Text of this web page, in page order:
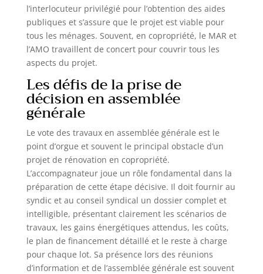
l’interlocuteur privilégié pour l’obtention des aides
publiques et s’assure que le projet est viable pour
tous les ménages. Souvent, en copropriété, le MAR et
l’AMO travaillent de concert pour couvrir tous les
aspects du projet.
Les défis de la prise de
décision en assemblée
générale
Le vote des travaux en assemblée générale est le
point d’orgue et souvent le principal obstacle d’un
projet de rénovation en copropriété.
L’accompagnateur joue un rôle fondamental dans la
préparation de cette étape décisive. Il doit fournir au
syndic et au conseil syndical un dossier complet et
intelligible, présentant clairement les scénarios de
travaux, les gains énergétiques attendus, les coûts,
le plan de financement détaillé et le reste à charge
pour chaque lot. Sa présence lors des réunions
d’information et de l’assemblée générale est souvent